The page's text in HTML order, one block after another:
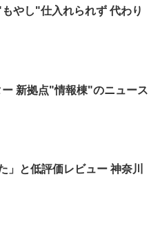
やし"仕入れられず 代わり
新拠点"情報棟"のニュース
」と低評価レビュー 神奈川